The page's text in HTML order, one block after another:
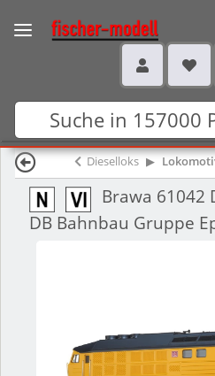
Dieselloks
Brawa 61042
DB Bahnbau Gruppe